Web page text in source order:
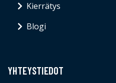
Kierrätys
Blogi
YHTEYSTIEDOT